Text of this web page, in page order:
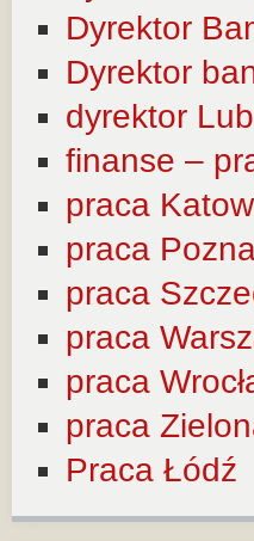
Dyrektor
Dyrektor
dyrektor
finanse –
praca
praca
praca
praca
praca
praca
Praca Łódź